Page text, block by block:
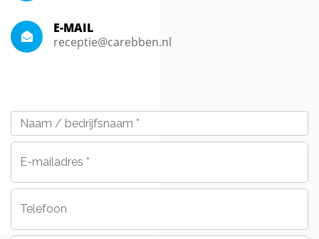
E-MAIL
receptie@carebben.nl
Naam
/
bedrijfsnaam *
mailadres *